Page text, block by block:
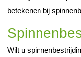
betekenen bij
Wilt u